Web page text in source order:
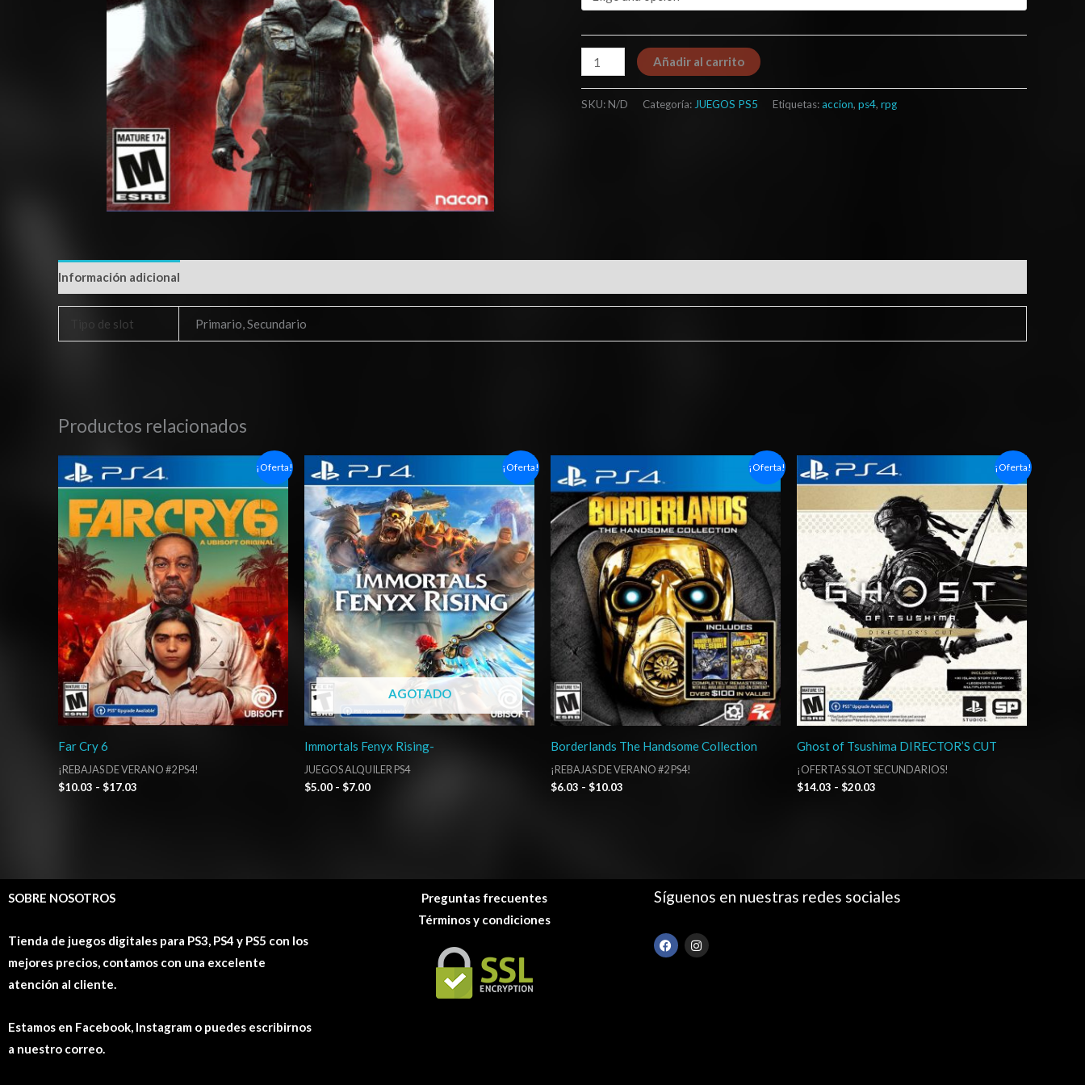
Añadir al carrito
SKU:N/D Categoría: JUEGOS PS5 Etiquetas:accion, ps4, rpg
Información adicional
Tipo de slot Primario, Secundario
Productos relacionados
¡Oferta!
Far Cry 6
¡REBAJAS DE VERANO #2 PS4!
$10.03 - $17.03
Rango
de
precios:
desde
$10.03
hasta
$17.03
¡Oferta!
AGOTADO
Immortals Fenyx Rising-
JUEGOS ALQUILER PS4
$5.00 - $7.00
Rango
de
precios:
desde
$5.00
hasta
$7.00
¡Oferta!
Borderlands The Handsome Collection
¡REBAJAS DE VERANO #2 PS4!
$6.03 - $10.03
de
precios:
desde
$6.03
hasta
$10.03
¡Oferta!
Ghost of Tsushima DIRECTOR’S CUT
¡OFERTAS SLOT SECUNDARIOS!
$14.03 - $20.03
Rango
de
precios:
desde
$14.03
hasta
$20.03
SOBRE NOSOTROS
Tienda de juegos digitales para PS3, PS4 y PS5 con los
mejores precios, contamos con una excelente
atención al cliente.
Estamos en Facebook, Instagram o puedes escribirnos
a nuestro correo.
Preguntas frecuentes
Términos y condiciones
Síguenos en nuestras redes sociales
F
a
c
I
n
s